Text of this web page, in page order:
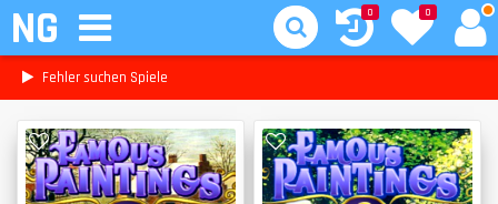
NG 0
0
Fehler suchen Spiele